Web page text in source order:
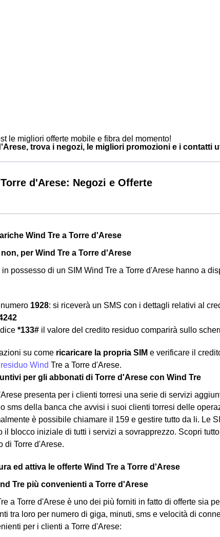
le migliori offerte mobile e fibra del momento!
trova i negozi, le migliori promozioni e i contatti
d'Arese: Negozi e Offerte
Wind Tre a Torre d'Arese
per Wind Tre a Torre d'Arese
possesso di un SIM Wind Tre a Torre d'Arese hanno a
1928: si riceverà un SMS con i dettagli relativi al
*133# il valore del credito residuo comparirà sullo
su come ricaricare la propria SIM e verificare il
Wind Tre a Torre d'Arese.
per gli abbonati di Torre d'Arese con Wind Tre
presenta per i clienti torresi una serie di servizi
sms della banca che avvisi i suoi clienti torresi delle
è possibile chiamare il 159 e gestire tutto da li. Le
il blocco iniziale di tutti i servizi a sovrapprezzo. Scopri
di Torre d'Arese.
ed attiva le offerte Wind Tre a Torre d'Arese
Tre più convenienti a Torre d'Arese
a Torre d'Arese è uno dei più forniti in fatto di offerte sia
tra loro per numero di giga, minuti, sms e velocità di
per i clienti a Torre d'Arese: